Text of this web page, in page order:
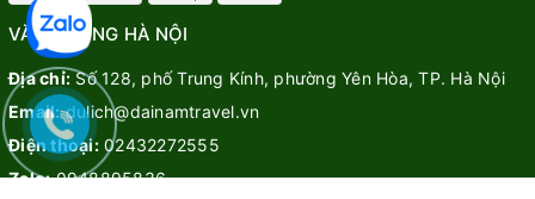
VĂN PHÒNG HÀ NỘI
Địa chỉ:Số 128, phố Trung Kính, phường Yên Hòa, TP. Hà Nội
Email: dulich@dainamtravel.vn
Điện thoại: 02432272555
Zalo: 0948895836